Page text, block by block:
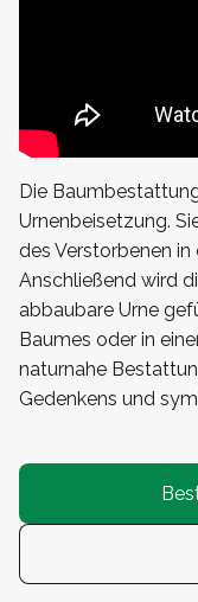
Die
Urnenbeisetzung.
des Verstorbenen
Anschließend wird
abbaubare Urne
Baumes oder in
naturnahe
Gedenkens und